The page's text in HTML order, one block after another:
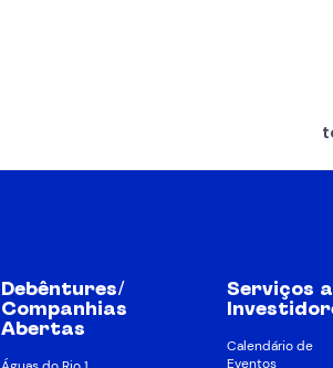
Debêntures/
Companhias
Abertas
Serviços
Calendário de
Eventos